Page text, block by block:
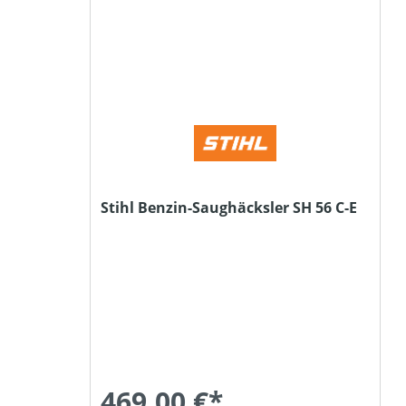
Stihl Benzin-Saughäcksler SH 56 C-E